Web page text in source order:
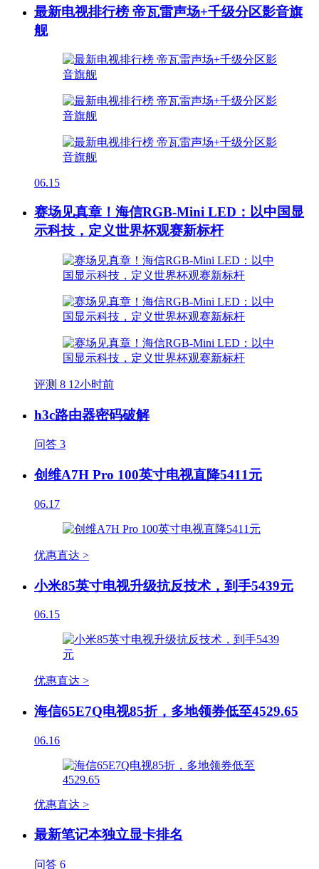
最新电视排行榜 帝瓦雷声场+千级分区影音旗
舰
06.15
赛场见真章！海信RGB-Mini LED：以中国显
示科技，定义世界杯观赛新标杆
评测 8 12小时前
h3c路由器密码破解
问答 3
创维A7H Pro 100英寸电视直降5411元
06.17
优惠直达 >
小米85英寸电视升级抗反技术，到手5439元
06.15
优惠直达 >
海信65E7Q电视85折，多地领券低至4529.65
06.16
优惠直达 >
最新笔记本独立显卡排名
问答 6